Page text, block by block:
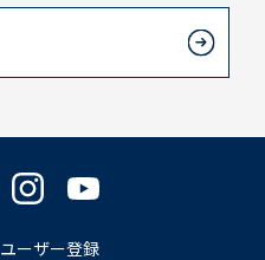
ユーザー登録